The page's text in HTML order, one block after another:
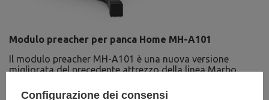
Modulo preacher per panca Home MH-A101
Il modulo preacher MH-A101 è una nuova versione
migliorata del precedente attrezzo della linea Marbo
Configurazione dei consensi